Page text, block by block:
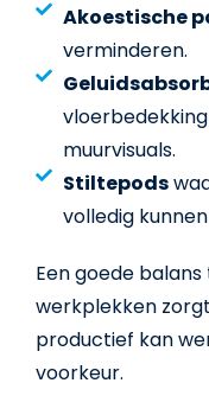
Akoestische
verminderen.
muurvisuals.
Stiltepods
volledig
Een goede
werkplekken
productief kan
voorkeur.